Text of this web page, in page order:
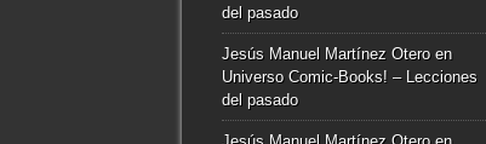
del pasado
Jesús Manuel Martínez Oteroen
Universo Comic-Books! – Lecciones
del pasado